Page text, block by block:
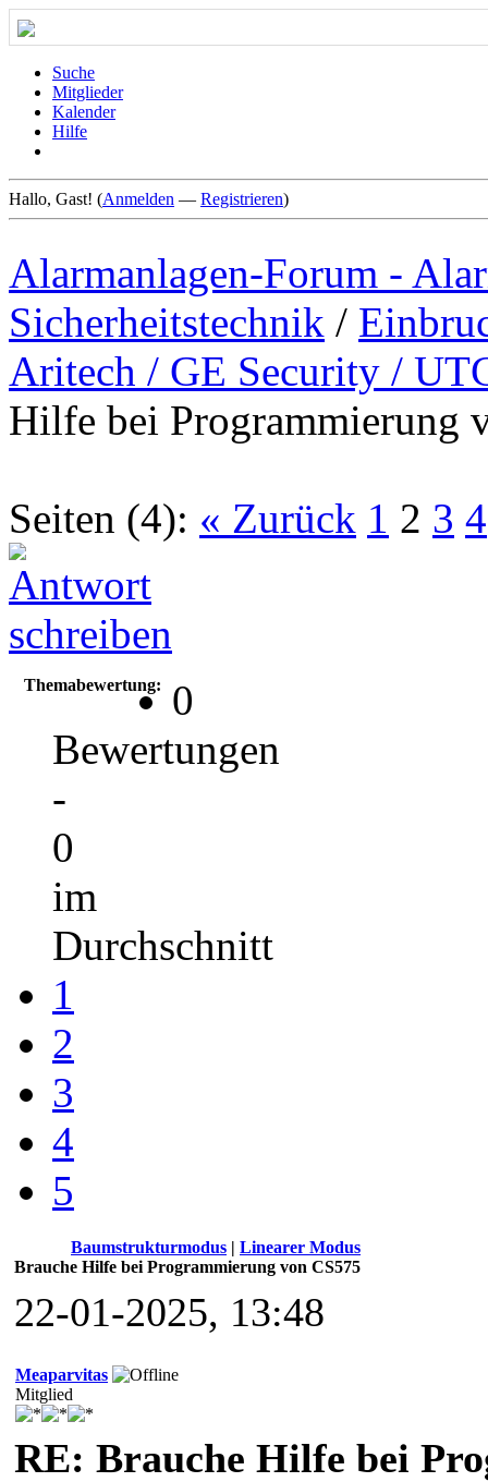
Suche
Mitglieder
Kalender
Hilfe
Hallo, Gast! (Anmelden — Registrieren)
Alarmanlagen-Forum -
Sicherheitstechnik /
Aritech / GE Security /
Hilfe bei Programmierung
Seiten (4): « Zurück 1 2 3 4
Themabewertung:
0
Bewertungen
-
0
im
Durchschnitt
1
2
3
4
5
Baumstrukturmodus | Linearer Modus
Brauche Hilfe bei Programmierung von CS575
22-01-2025, 13:48
Meaparvitas
Mitglied
RE: Brauche Hilfe bei